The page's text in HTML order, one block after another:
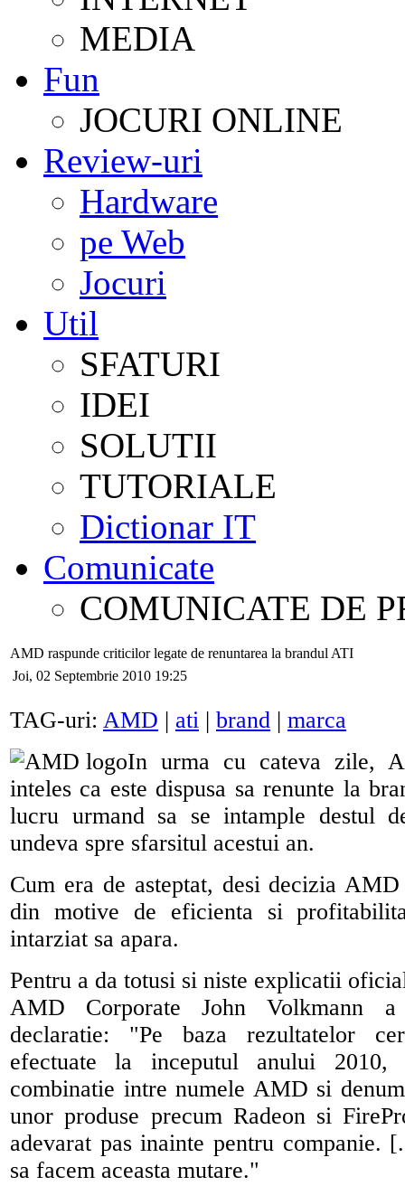
MEDIA
Fun
JOCURI ONLINE
Review-uri
Hardware
pe Web
Jocuri
Util
SFATURI
IDEI
SOLUTII
TUTORIALE
Dictionar IT
Comunicate
COMUNICATE DE
AMD raspunde criticilor legate de renuntarea la brandul ATI
Joi, 02 Septembrie 2010 19:25
TAG-uri: AMD | ati | brand | marca
In urma cu cateva zile,
inteles ca este dispusa sa renunte la
lucru urmand sa se intample destul
undeva spre sfarsitul acestui an.
Cum era de asteptat, desi decizia
din motive de eficienta si
intarziat sa apara.
Pentru a da totusi si niste explicatii
AMD Corporate John Volkmann a
declaratie: "Pe baza rezultatelor
efectuate la inceputul anului
combinatie intre numele AMD si
unor produse precum Radeon si
adevarat pas inainte pentru companie.
sa facem aceasta mutare."